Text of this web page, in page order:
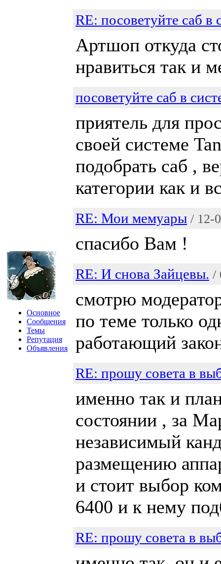
Основное
Сообщения
Темы
Репутация
Объявления
RE: посоветуйте саб в
Артшоп откуда
нравиться так и
посоветуйте саб в
приятель для
своей системе
подобрать саб ,
категории как и
RE: Мои мемуары / 12-
спасибо Вам !
RE: И снова Зайцевы. /
смотрю
по теме только
работающий
RE: прошу совета в
именно так и
состоянии , за
независимый
размещению
и стоит выбор
6400 и к нему
RE: прошу совета в